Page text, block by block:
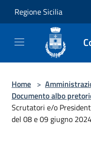
Regione Sicilia
Home >
Documento albo
Scrutatori e/o
del 08 e 09 giugno